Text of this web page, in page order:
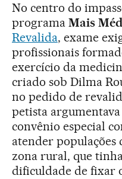
No centro do
programa Mais
Revalida, exame
profissionais
exercício da
criado sob Dilma
no pedido de
petista
convênio especial
atender populações
zona rural, que
dificuldade de fixar